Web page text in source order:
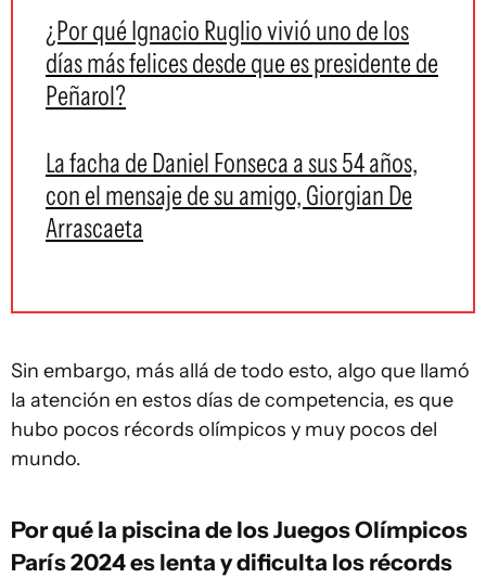
¿Por qué Ignacio Ruglio vivió uno de los
días más felices desde que es presidente de
Peñarol?
La facha de Daniel Fonseca a sus 54 años,
con el mensaje de su amigo, Giorgian De
Arrascaeta
Sin embargo, más allá de todo esto, algo que llamó
la atención en estos días de competencia, es que
hubo pocos récords olímpicos y muy pocos del
mundo.
Por qué la piscina de los Juegos Olímpicos
París 2024 es lenta y dificulta los récords